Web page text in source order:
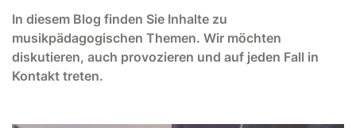
In diesem Blog finden Sie Inhalte zu
musikpädagogischen Themen. Wir möchten
diskutieren, auch provozieren und auf jeden Fall in
Kontakt treten.